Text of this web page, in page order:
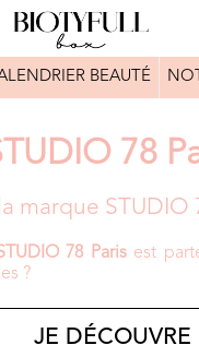
BEAUTÉ
78
marque STUDIO
78 Parisest
?
JE DÉCOUVRE